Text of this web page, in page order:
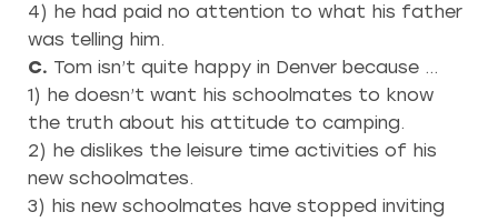
4) he had paid no attention to what his father
was telling him.
C. Tom isn’t quite happy in Denver because …
1) he doesn’t want his schoolmates to know
the truth about his attitude to camping.
2) he dislikes the leisure time activities of his
new schoolmates.
3) his new schoolmates have stopped inviting